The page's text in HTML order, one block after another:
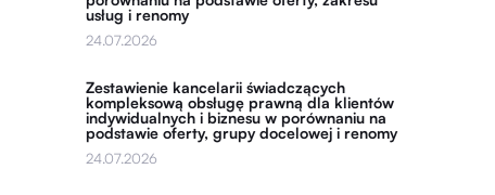
usług i renomy
24.07.2026
Zestawienie kancelarii świadczących
kompleksową obsługę prawną dla klientów
indywidualnych i biznesu w porównaniu na
podstawie oferty, grupy docelowej i renomy
24.07.2026